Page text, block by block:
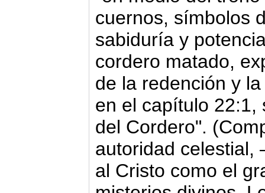
cuernos, símbolos
sabiduría y
cordero matado,
de la redención y
en el capítulo 22:1,
del Cordero".
autoridad
al Cristo como el